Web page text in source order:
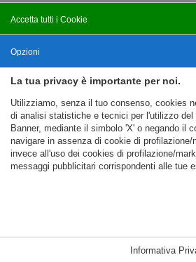
La tua privacy è importante per noi.
Utilizziamo, senza il tuo consenso, cookies
di analisi statistiche e tecnici per l'utilizzo
Banner, mediante il simbolo 'X' o negando il
navigare in assenza di cookie di
invece all'uso dei cookies di profilazione/
messaggi pubblicitari corrispondenti alle tue
Cookie Necessari, Tecnici di Sessione
Accetta tutti i Cookie
Salva
Opzioni
Nascondi Opzioni
Informativa